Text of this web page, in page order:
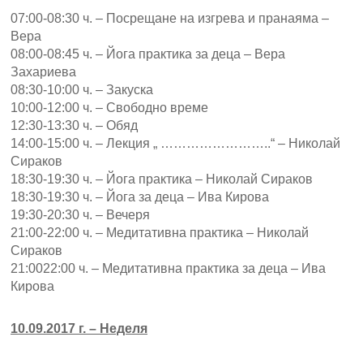
07:00-08:30 ч. – Посрещане на изгрева и пранаяма –
Вера
08:00-08:45 ч. – Йога практика за деца – Вера
Захариева
08:30-10:00 ч. – Закуска
10:00-12:00 ч. – Свободно време
12:30-13:30 ч. – Обяд
14:00-15:00 ч. – Лекция „ ……………………..“ – Николай
Сираков
18:30-19:30 ч. – Йога практика – Николай Сираков
18:30-19:30 ч. – Йога за деца – Ива Кирова
19:30-20:30 ч. – Вечеря
21:00-22:00 ч. – Медитативна практика – Николай
Сираков
21:0022:00 ч. – Медитативна практика за деца – Ива
Кирова
10.09.2017 г. – Неделя